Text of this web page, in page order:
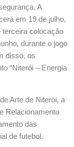
A
em 19 de julho,
terceira colocação
durante o jogo
disso, os
“Niterói – Energia
Arte de Niterói, a
Relacionamento
das
de futebol.